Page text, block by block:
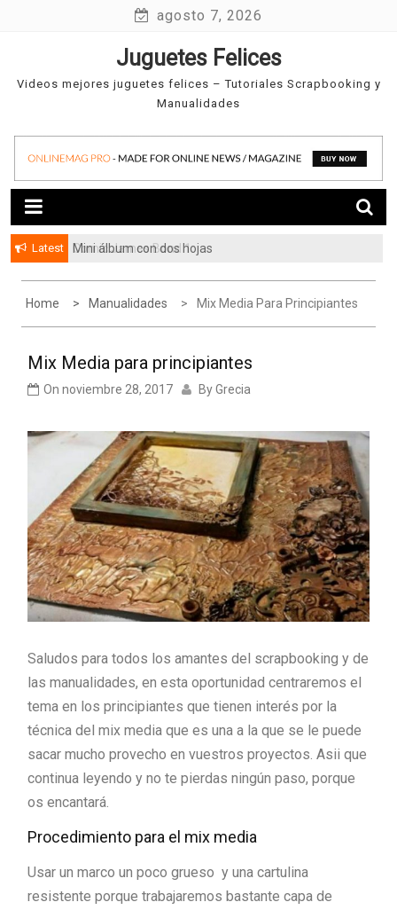
agosto 7, 2026
Juguetes Felices
Videos mejores juguetes felices – Tutoriales Scrapbooking y
Manualidades
Latest Mini álbum con dos hojas
Home Manualidades Mix Media Para Principiantes
Mix Media para principiantes
On noviembre 28, 2017 ByGrecia
Saludos para todos los amantes del scrapbooking y de
las manualidades, en esta oportunidad centraremos el
tema en los principiantes que tienen interés por la
técnica del mix media que es una a la que se le puede
sacar mucho provecho en vuestros proyectos. Asii que
continua leyendo y no te pierdas ningún paso, porque
os encantará.
Procedimiento para el mix media
Usar un marco un poco grueso y una cartulina
resistente porque trabajaremos bastante capa de